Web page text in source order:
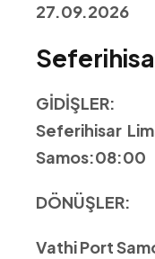
27.09.2026
Seferihisar
GİDİŞLER:
Seferihisar
Samos:08:00
DÖNÜŞLER:
Vathi Port